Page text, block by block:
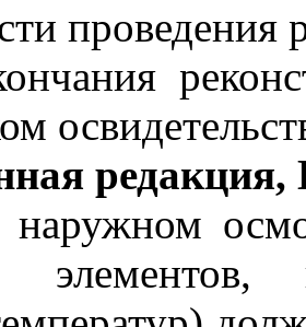
проведения
элементов,